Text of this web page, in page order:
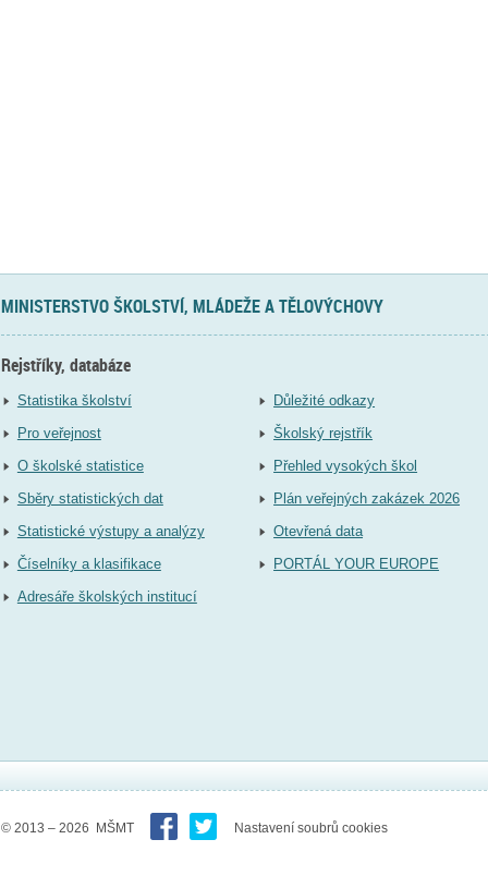
MINISTERSTVO ŠKOLSTVÍ, MLÁDEŽE A TĚLOVÝCHOVY
Rejstříky, databáze
Statistika školství
Pro veřejnost
O školské statistice
Sběry statistických dat
Statistické výstupy a analýzy
Číselníky a klasifikace
Adresáře školských institucí
Důležité odkazy
Školský rejstřík
Přehled vysokých škol
Plán veřejných zakázek 2026
Otevřená data
PORTÁL YOUR EUROPE
© 2013 – 2026 MŠMT Nastavení soubrů cookies